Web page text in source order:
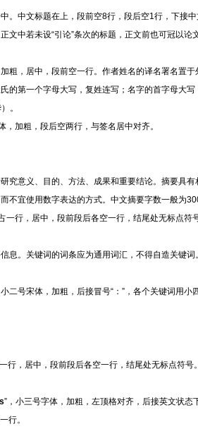
。中文标题在上，段前空8行，段后空1行，下接
中若未设“引论”条次的标题，正文前也可冠以论
，居中，段前空一行。作者姓名的译名署名置于
的第一个字母大写，复姓连写；名字的首字母大
。
，加粗，段后空两行，与签名居中对齐。
究意义、目的、方法、成果和重要结论。摘要具
不宜使用数字表达的方式。中文摘要字数一般为
一行，居中，段前段后各空一行，结尾处无标点符
息。关键词的词条应为通用词汇，不得自造关键词
二号宋体，加粗，后接冒号“：”，各个关键词用小
行，居中，段前段后各空一行，结尾处无标点符
”，小三号字体， 加粗，左顶格对齐 ，后接英文状态
行。